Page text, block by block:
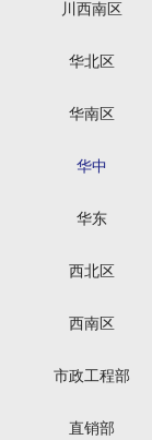
川西南区
华北区
华南区
华中
华东
西北区
西南区
市政工程部
直销部